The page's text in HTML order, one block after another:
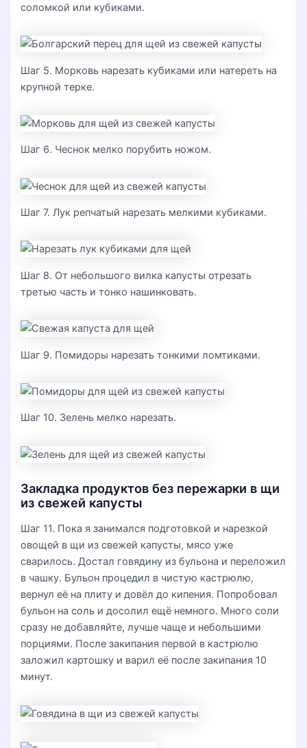
соломкой или кубиками.
Шаг 5. Морковь нарезать кубиками или натереть на
крупной терке.
Шаг 6. Чеснок мелко порубить ножом.
Шаг 7. Лук репчатый нарезать мелкими кубиками.
Шаг 8. От небольшого вилка капусты отрезать
третью часть и тонко нашинковать.
Шаг 9. Помидоры нарезать тонкими ломтиками.
Шаг 10. Зелень мелко нарезать.
Закладка продуктов без пережарки в щи
из свежей капусты
Шаг 11. Пока я занимался подготовкой и нарезкой
овощей в щи из свежей капусты, мясо уже
сварилось. Достал говядину из бульона и переложил
в чашку. Бульон процедил в чистую кастрюлю,
вернул её на плиту и довёл до кипения. Попробовал
бульон на соль и досолил ещё немного. Много соли
сразу не добавляйте, лучше чаще и небольшими
порциями. После закипания первой в кастрюлю
заложил картошку и варил её после закипания 10
минут.